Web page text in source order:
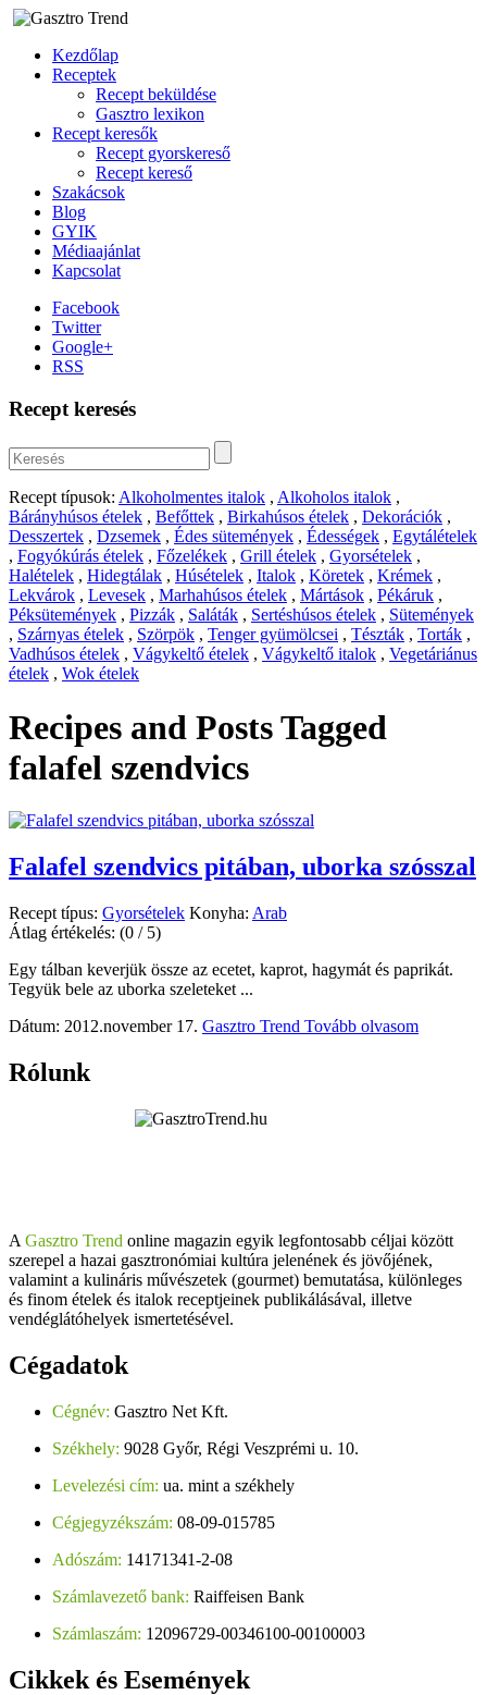
Kezdőlap
Receptek
Recept beküldése
Gasztro lexikon
Recept keresők
Recept gyorskereső
Recept kereső
Szakácsok
Blog
GYIK
Médiaajánlat
Kapcsolat
Facebook
Twitter
Google+
RSS
Recept keresés
Recept típusok: Alkoholmentes italok , Alkoholos italok ,
Bárányhúsos ételek , Befőttek , Birkahúsos ételek , Dekorációk ,
Desszertek , Dzsemek , Édes sütemények , Édességek , Egytálételek
, Fogyókúrás ételek , Főzelékek , Grill ételek , Gyorsételek ,
Halételek , Hidegtálak , Húsételek , Italok , Köretek , Krémek ,
Lekvárok , Levesek , Marhahúsos ételek , Mártások , Pékáruk ,
Péksütemények , Pizzák , Saláták , Sertéshúsos ételek , Sütemények
, Szárnyas ételek , Szörpök , Tenger gyümölcsei , Tészták , Torták ,
Vadhúsos ételek , Vágykeltő ételek , Vágykeltő italok , Vegetáriánus
ételek , Wok ételek
Recipes and Posts Tagged
falafel szendvics
Falafel szendvics pitában, uborka szósszal
Recept típus: Gyorsételek Konyha: Arab
Átlag értékelés: (0 / 5)
Egy tálban keverjük össze az ecetet, kaprot, hagymát és paprikát.
Tegyük bele az uborka szeleteket ...
Dátum: 2012.november 17. Gasztro Trend Tovább olvasom
Rólunk
A Gasztro Trend online magazin egyik legfontosabb céljai között
szerepel a hazai gasztronómiai kultúra jelenének és jövőjének,
valamint a kulináris művészetek (gourmet) bemutatása, különleges
és finom ételek és italok receptjeinek publikálásával, illetve
vendéglátóhelyek ismertetésével.
Cégadatok
Cégnév: Gasztro Net Kft.
Székhely: 9028 Győr, Régi Veszprémi u. 10.
Levelezési cím: ua. mint a székhely
Cégjegyzékszám: 08-09-015785
Adószám: 14171341-2-08
Számlavezető bank: Raiffeisen Bank
Számlaszám: 12096729-00346100-00100003
Cikkek és Események